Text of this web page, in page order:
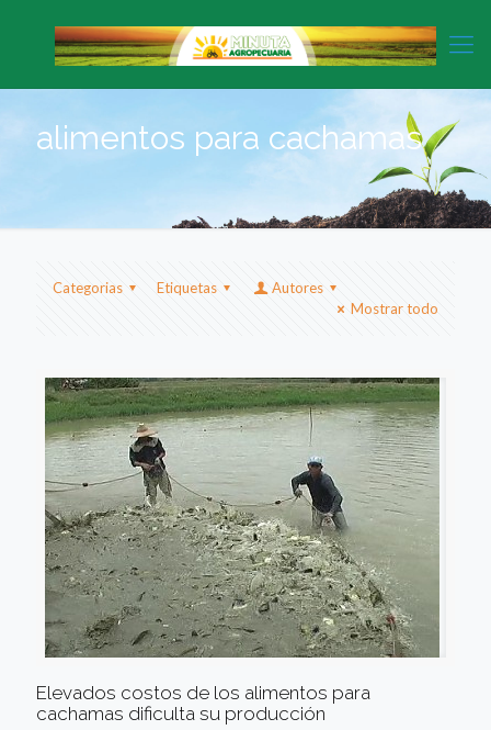
alimentos para cachamas
Categorias Etiquetas
Autores
Mostrar todo
Elevados costos de los alimentos para
cachamas dificulta su producción